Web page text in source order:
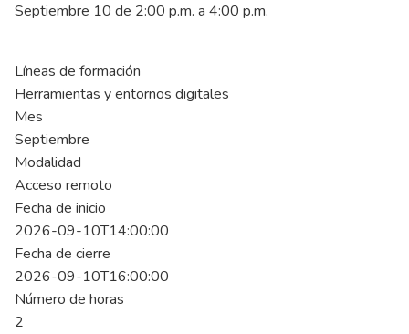
Septiembre 10 de 2:00 p.m. a 4:00 p.m.
Líneas de formación
Herramientas y entornos digitales
Mes
Septiembre
Modalidad
Acceso remoto
Fecha de inicio
2026-09-10T14:00:00
Fecha de cierre
2026-09-10T16:00:00
Número de horas
2